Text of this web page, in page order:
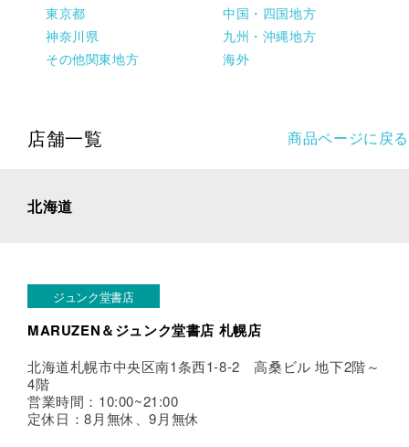
東京都
神奈川県
その他関東地方
中国・四国地方
九州・沖縄地方
海外
店舗一覧 商品ページに戻る
北海道
ジュンク堂書店
MARUZEN＆ジュンク堂書店 札幌店
北海道札幌市中央区南1条西1-8-2 高桑ビル 地下2階～
4階
営業時間：10:00~21:00
定休日：8月無休、9月無休